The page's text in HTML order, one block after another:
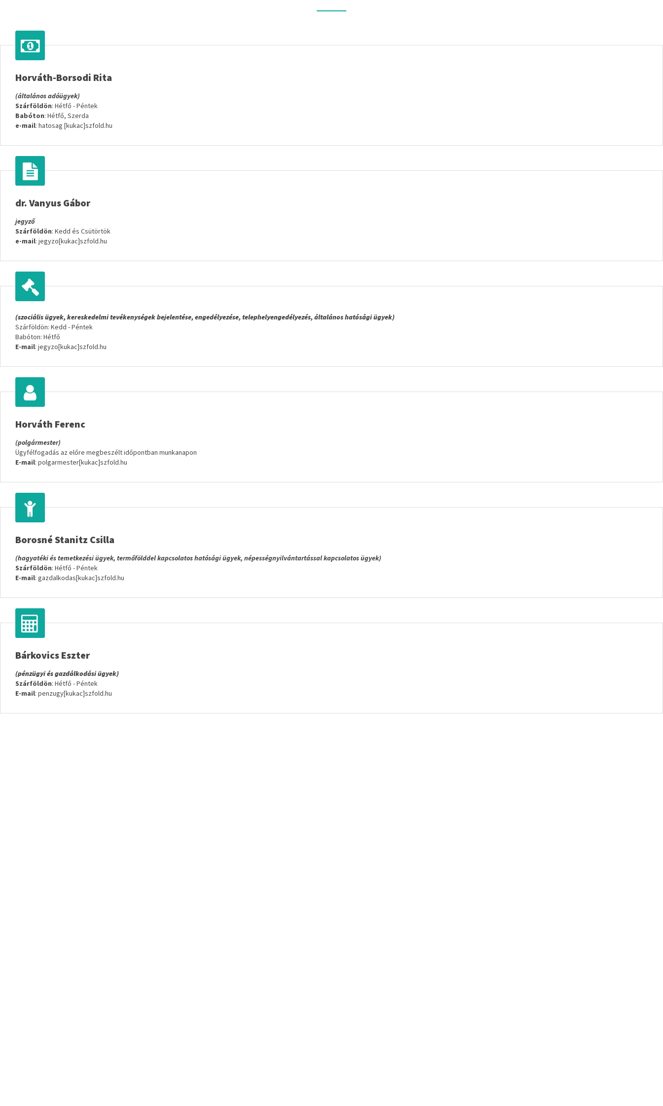
Horváth-Borsodi Rita
(általános adóügyek)
Szárföldön: Hétfő - Péntek
Babóton: Hétfő, Szerda
e-mail: hatosag [kukac]szfold.hu
dr. Vanyus Gábor
jegyző
Szárföldön: Kedd és Csütörtök
e-mail: jegyzo[kukac]szfold.hu
(szociális ügyek, kereskedelmi tevékenységek bejelentése, engedélyezése, telephelyengedélyezés, általános hatósági ügyek)
Szárföldön: Kedd - Péntek
Babóton: Hétfő
E-mail: jegyzo[kukac]szfold.hu
Horváth Ferenc
(polgármester)
Ügyfélfogadás az előre megbeszélt időpontban munkanapon
E-mail: polgarmester[kukac]szfold.hu
Borosné Stanitz Csilla
(hagyatéki és temetkezési ügyek, termőfölddel kapcsolatos hatósági ügyek, népességnyilvántartással kapcsolatos ügyek)
Szárföldön: Hétfő - Péntek
E-mail: gazdalkodas[kukac]szfold.hu
Bárkovics Eszter
(pénzügyi és gazdálkodási ügyek)
Szárföldön: Hétfő - Péntek
E-mail: penzugy[kukac]szfold.hu